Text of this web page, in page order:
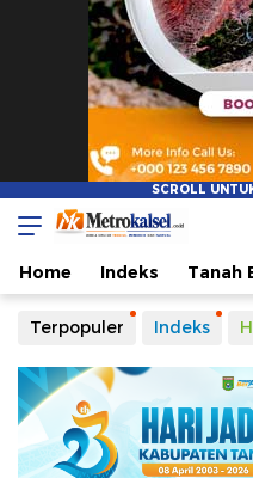
Home Indeks Tanah
Terpopuler Indeks